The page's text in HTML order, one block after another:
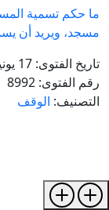
ما حكم تسمية
مسجد، ويريد أن
تاريخ الفتوى:
رقم الفتوى:
التصنيف: الوقف